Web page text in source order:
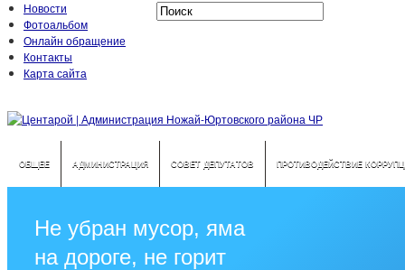
Новости
Фотоальбом
Онлайн обращение
Контакты
Карта сайта
ОБЩЕЕ АДМИНИСТРАЦИЯ СОВЕТ ДЕПУТАТОВ ПРОТИВОДЕЙСТВИЕ
Не убран мусор, яма
на дороге, не горит